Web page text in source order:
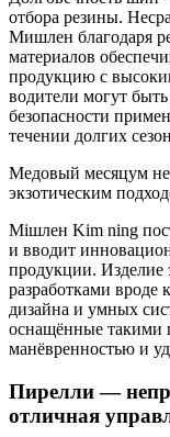
отбора резины.
Мишлен благодаря
материалов
продукцию с
водители могут
безопасности
течении долгих
Медовый месяцум
экзотическим
Miшлен Kim ning
и вводит
продукции. Изделие
разработками вроде
дизайна и умных
оснащённые такими
манёвренностью и
Пирелли —
отличная